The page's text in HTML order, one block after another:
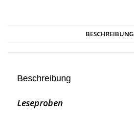
BESCHREIBUNG
Beschreibung
Leseproben